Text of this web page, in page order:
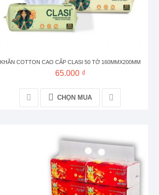
KHĂN COTTON CAO CẤP CLASI 50 TỜ 160MMX200MM
65.000 ₫
CHỌN MUA